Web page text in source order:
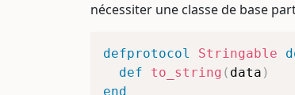
nécessiter une classe de base
defprotocol Stringable
def
to_string ( data )
end